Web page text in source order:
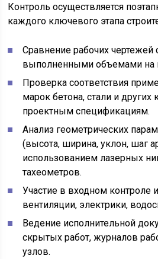
Контроль осуществляется
каждого ключевого этапа
Сравнение рабочих чертежей
выполненными объемами на
Проверка соответствия
марок бетона, стали и других
проектным спецификациям.
Анализ геометрических
(высота, ширина, уклон, шаг
использованием лазерных
тахеометров.
Участие в входном контроле
вентиляции, электрики,
Ведение исполнительной
скрытых работ, журналов
узлов.